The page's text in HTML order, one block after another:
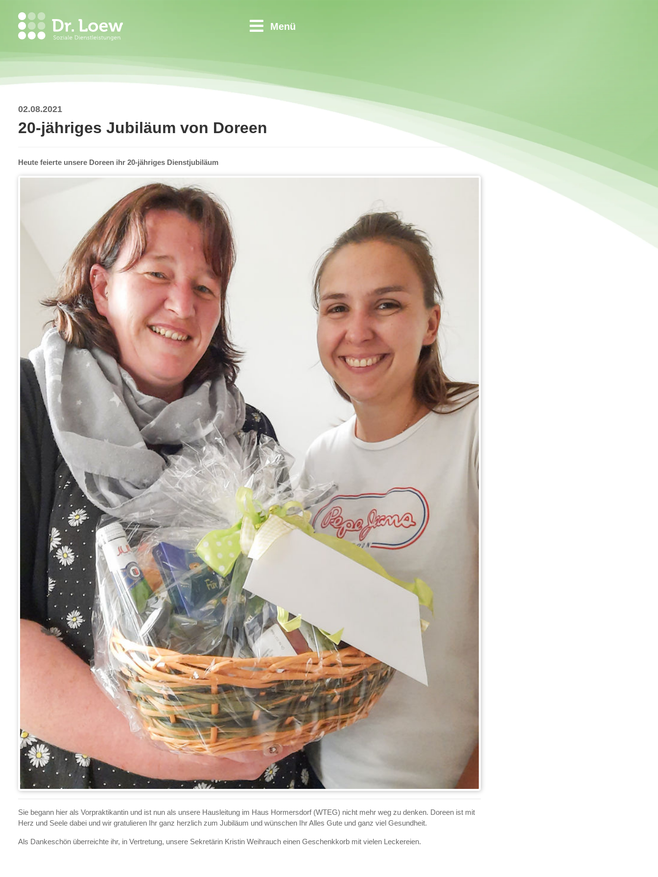
Menü
02.08.2021
20-jähriges Jubiläum von Doreen
Heute feierte unsere Doreen ihr 20-jähriges Dienstjubiläum
Sie begann hier als Vorpraktikantin und ist nun als unsere Hausleitung im Haus Hormersdorf (WTEG) nicht mehr weg zu denken. Doreen ist mit
Herz und Seele dabei und wir gratulieren Ihr ganz herzlich zum Jubiläum und wünschen Ihr Alles Gute und ganz viel Gesundheit.
Als Dankeschön überreichte ihr, in Vertretung, unsere Sekretärin Kristin Weihrauch einen Geschenkkorb mit vielen Leckereien.